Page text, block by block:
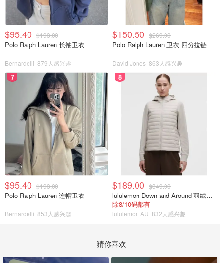
$95.40 $193.00
Polo Ralph Lauren 长袖卫衣
Bernardelli 879人感兴趣
$150.50 $269.00
Polo Ralph Lauren 卫衣 四分拉链
David Jones 863人感兴趣
7
$95.40 $193.00
Polo Ralph Lauren 连帽卫衣
Bernardelli 853人感兴趣
8
$189.00 $349.00
lululemon Down and Around 羽绒夹克
除8/10码都有
lululemon AU 832人感兴趣
猜你喜欢